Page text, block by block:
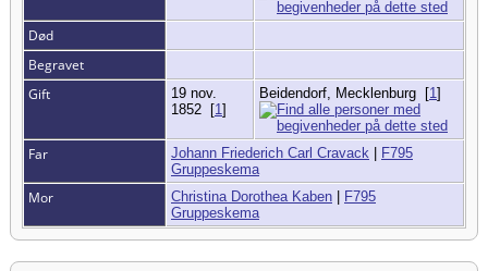
Død
Begravet
Gift
19 nov.
1852 [1]
Beidendorf, Mecklenburg [1]
Far Johann Friederich Carl Cravack | F795
Gruppeskema
Mor Christina Dorothea Kaben | F795
Gruppeskema